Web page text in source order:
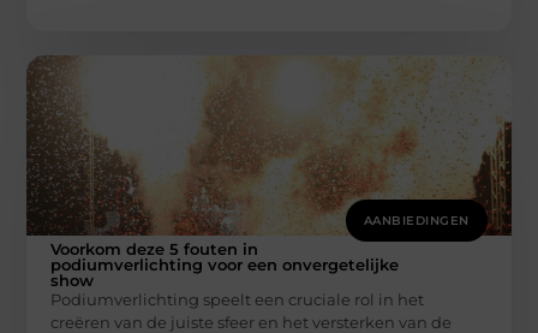
AANBIEDINGEN
Voorkom deze 5 fouten in
podiumverlichting voor een onvergetelijke
show
Podiumverlichting speelt een cruciale rol in het
creëren van de juiste sfeer en het versterken van de